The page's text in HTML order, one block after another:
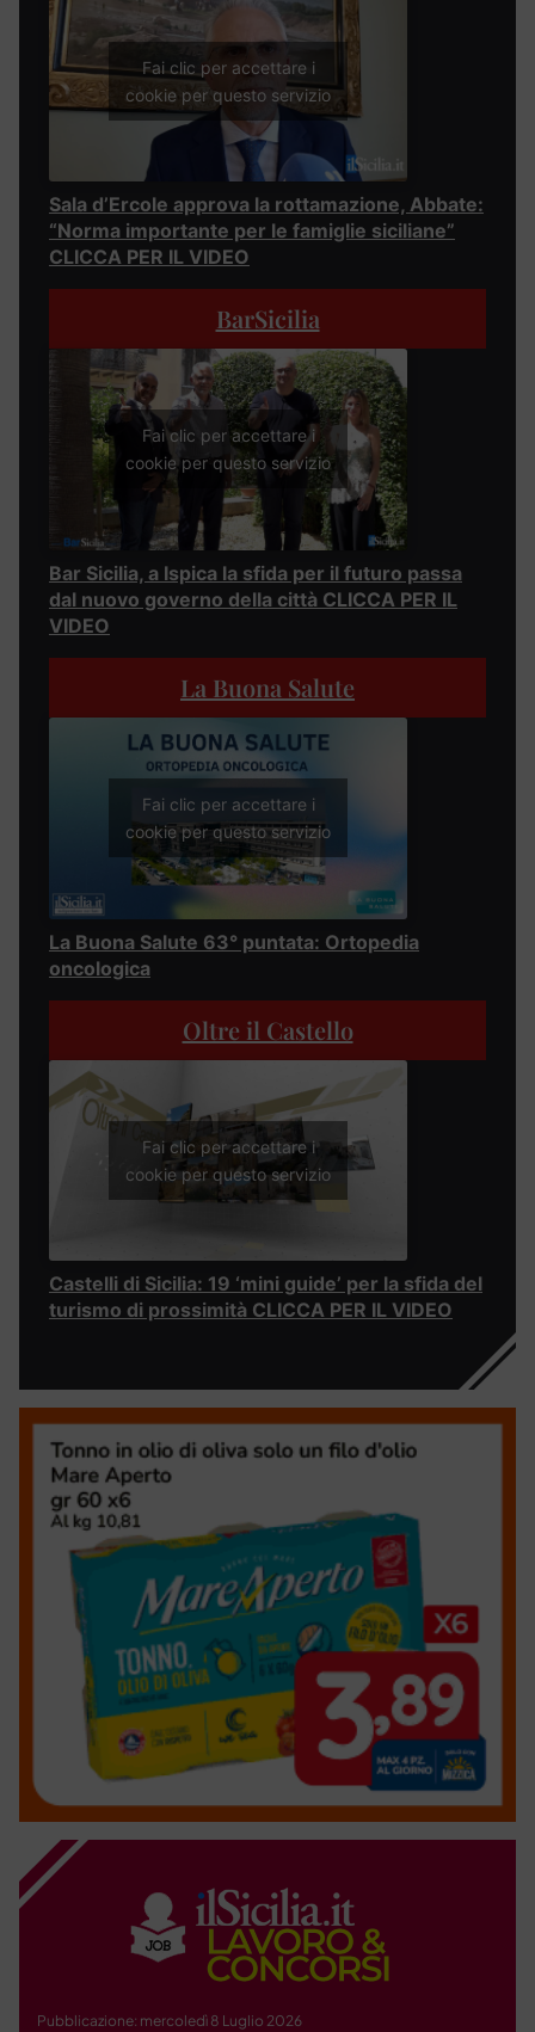
Fai clic per accettare i
cookie per questo servizio
Sala d’Ercole approva la rottamazione, Abbate:
“Norma importante per le famiglie siciliane”
CLICCA PER IL VIDEO
BarSicilia
Fai clic per accettare i
cookie per questo servizio
Bar Sicilia, a Ispica la sfida per il futuro passa
dal nuovo governo della città CLICCA PER IL
VIDEO
La Buona Salute
Fai clic per accettare i
cookie per questo servizio
La Buona Salute 63° puntata: Ortopedia
oncologica
Oltre il Castello
Fai clic per accettare i
cookie per questo servizio
Castelli di Sicilia: 19 ‘mini guide’ per la sfida del
turismo di prossimità CLICCA PER IL VIDEO
Pubblicazione: mercoledì 8 Luglio 2026